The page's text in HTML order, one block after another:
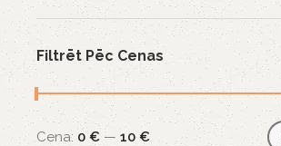
Filtrēt Pēc Cenas
Cena: 0 € — 10 €